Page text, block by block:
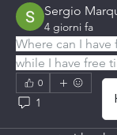
Sergio
4 giorni fa
Where can I
while I have free
0
1
Info
Welcome to the